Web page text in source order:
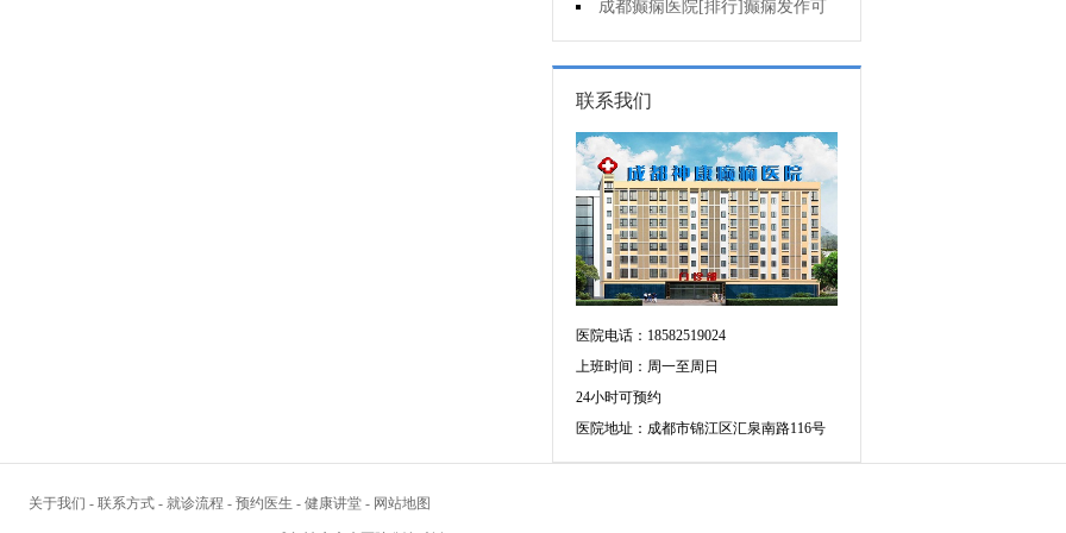
作频繁是为什么?
成都癫痫医院[排行]癫痫发作可
以控制吗?
联系我们
医院电话：18582519024
上班时间：周一至周日
24小时可预约
医院地址：成都市锦江区汇泉南路116号
关于我们 - 联系方式 - 就诊流程 - 预约医生 - 健康讲堂 - 网站地图